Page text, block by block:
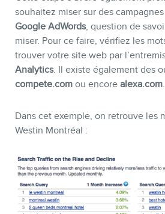
souhaitez miser sur des
Google AdWords, question de
miser. Pour ce faire, vérifiez les
trouver votre site web par
Analytics. Il existe également des
compete.com ou encore alexa.com.
Dans cet exemple, on retrouve les
Westin Montréal :